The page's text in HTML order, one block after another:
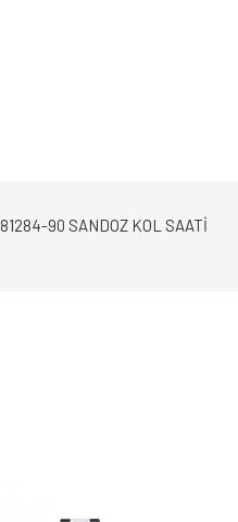
81284-90 SANDOZ KOL SAATİ